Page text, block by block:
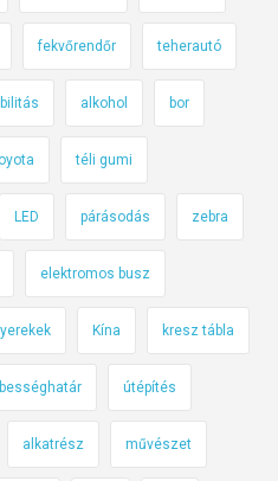
fekvőrendőr teherautó
alkohol bor
téli gumi
LED párásodás zebra
elektromos busz
Kína kresz tábla
útépítés
alkatrész művészet